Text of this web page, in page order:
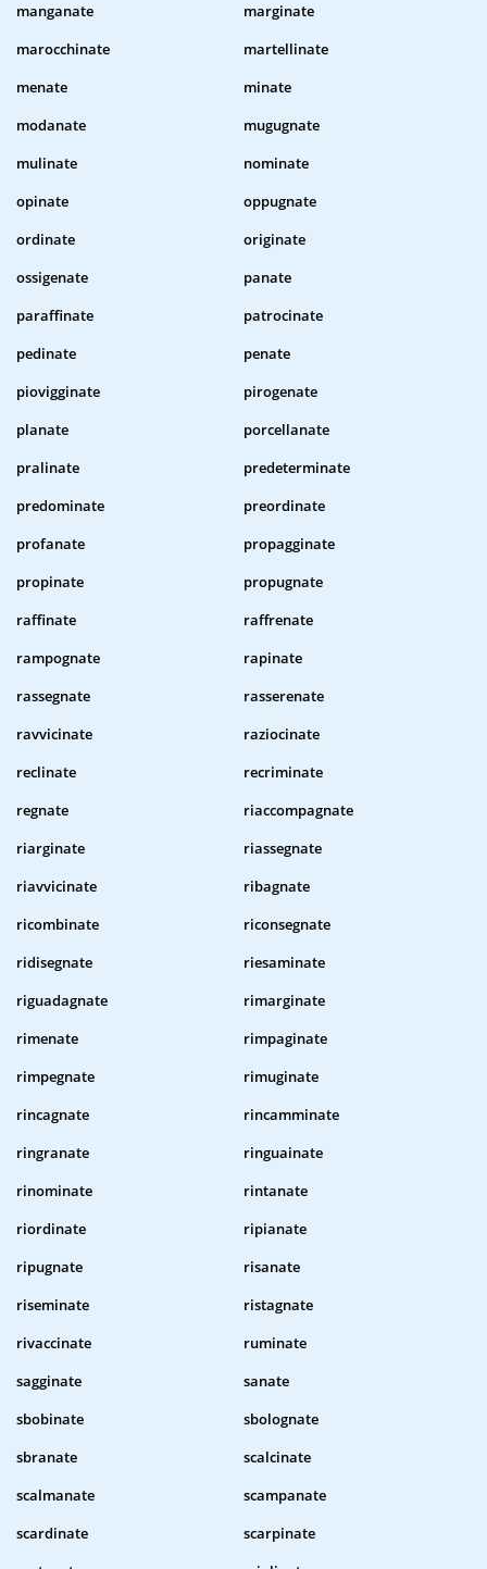
manganate
marginate
marocchinate
martellinate
menate
minate
modanate
mugugnate
mulinate
nominate
opinate
oppugnate
ordinate
originate
ossigenate
panate
paraffinate
patrocinate
pedinate
penate
piovigginate
pirogenate
planate
porcellanate
pralinate
predeterminate
predominate
preordinate
profanate
propagginate
propinate
propugnate
raffinate
raffrenate
rampognate
rapinate
rassegnate
rasserenate
ravvicinate
raziocinate
reclinate
recriminate
regnate
riaccompagnate
riarginate
riassegnate
riavvicinate
ribagnate
ricombinate
riconsegnate
ridisegnate
riesaminate
riguadagnate
rimarginate
rimenate
rimpaginate
rimpegnate
rimuginate
rincagnate
rincamminate
ringranate
ringuainate
rinominate
rintanate
riordinate
ripianate
ripugnate
risanate
riseminate
ristagnate
rivaccinate
ruminate
sagginate
sanate
sbobinate
sbolognate
sbranate
scalcinate
scalmanate
scampanate
scardinate
scarpinate